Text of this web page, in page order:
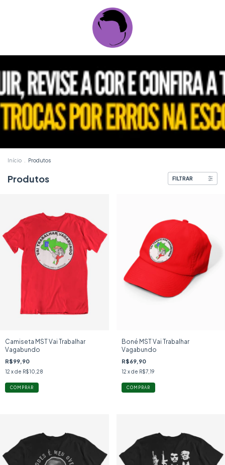
Início Produtos
Produtos FILTRAR
Camiseta MST Vai Trabalhar
Vagabundo
R$99,90
12 x de R$10,28
COMPRAR
Boné MST Vai Trabalhar
Vagabundo
R$69,90
12 x de R$7,19